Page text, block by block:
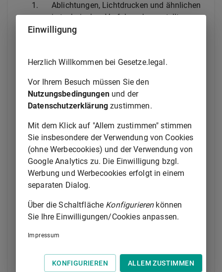
1.
Ablichtungen, Lichtdrucken und ähnlichen
in technischen Verfahren hergestellten
Vervielfältigungen,
bei einer Behörde aufbewahrt werden,
3.
Ausdrucken elektronischer Dokumente,
4.
elektronischen Dokumenten,
a)
die zur Abbildung eines
Schriftstücks hergestellt wurden,
die ein anderes technisches
Format als das
Ausgangsdokument, das
verbunden ist mit einer
qualifizierten elektronischen
Signatur oder einem
qualifizierten elektronischen
Siegel einer Behörde, erhalten
den Angaben nach Absatz 3 Satz 2 bei der
Einwilligung
Herzlich Willkommen bei Gesetze.legal.
Vor Ihrem Besuch müssen Sie den
Nutzungsbedingungenund der
Datenschutzerklärung zustimmen.
Mit dem Klick auf "Allem zustimmen" stimmen
Sie insbesondere der Verwendung von Cookies
(ohne Werbecookies) und der Verwendung von
Google Analytics zu. Die Einwilligung bzgl.
Werbung und Werbecookies erfolgt in einem
separaten Dialog.
Über die Schaltfläche Konfigurierenkönnen
Sie Ihre Einwilligungen/Cookies anpassen.
Impressum
KONFIGURIEREN ALLEM ZUSTIMMEN